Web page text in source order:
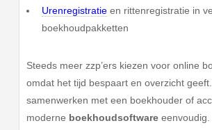
Urenregistratieen rittenregistratie in
boekhoudpakketten
Steeds meer zzp’ers kiezen voor online
omdat het tijd bespaart en overzicht
samenwerken met een boekhouder of
moderne boekhoudsoftware eenvoudig.